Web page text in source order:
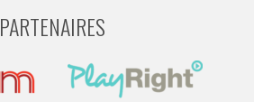
PARTENAIRES